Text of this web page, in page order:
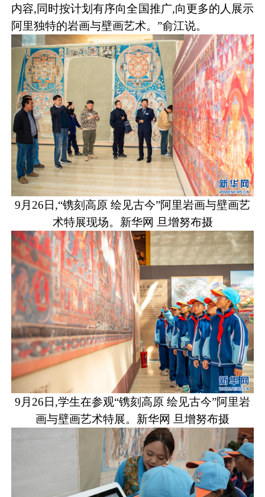
内容,同时按计划有序向全国推广,向更多的人展示
阿里独特的岩画与壁画艺术。”俞江说。
9月26日,“镌刻高原 绘见古今”阿里岩画与壁画艺
术特展现场。新华网 旦增努布摄
9月26日,学生在参观“镌刻高原 绘见古今”阿里岩
画与壁画艺术特展。新华网 旦增努布摄